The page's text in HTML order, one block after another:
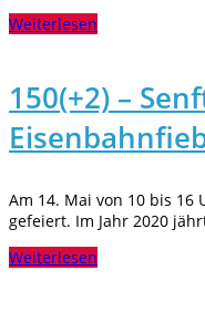
Weiterlesen
150(+2) –
Am 14. Mai von 10 bis 16
gefeiert. Im Jahr 2020
Weiterlesen